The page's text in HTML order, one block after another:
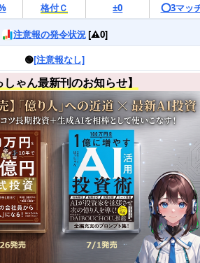
格付Ｃ ±0 ⭕️3マッ
注意報の発令状況[⚠️0]
🟢[注意報なし]
しゃん最新刊のお知らせ】